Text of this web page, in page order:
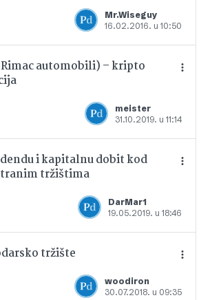
Mr.Wiseguy
16.02.2016. u 10:50
Dodajte u favorite
automobili) – kripto
meister
31.10.2019. u 11:14
Dodajte u favorite
i kapitalnu dobit kod
tržištima
DarMar1
19.05.2019. u 18:46
Dodajte u favorite
tržište
woodiron
30.07.2018. u 09:35
Dodajte u favorite